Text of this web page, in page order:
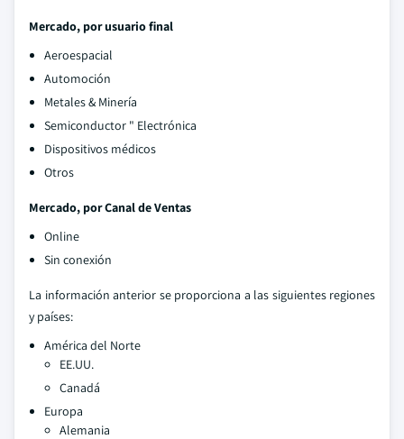
Mercado, por usuario final
Aeroespacial
Automoción
Metales & Minería
Semiconductor " Electrónica
Dispositivos médicos
Otros
Mercado, por Canal de Ventas
Online
Sin conexión
La información anterior se proporciona a las siguientes regiones
y países:
América del Norte
EE.UU.
Canadá
Europa
Alemania